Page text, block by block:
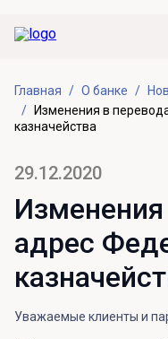
Главная О банке
Изменения в
казначейства
29.12.2020
адрес
Уважаемые клиенты и